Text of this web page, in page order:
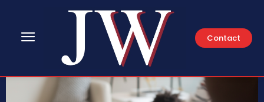
Contact